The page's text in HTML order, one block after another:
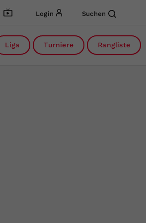
Login Suchen
Liga Turniere Rangliste